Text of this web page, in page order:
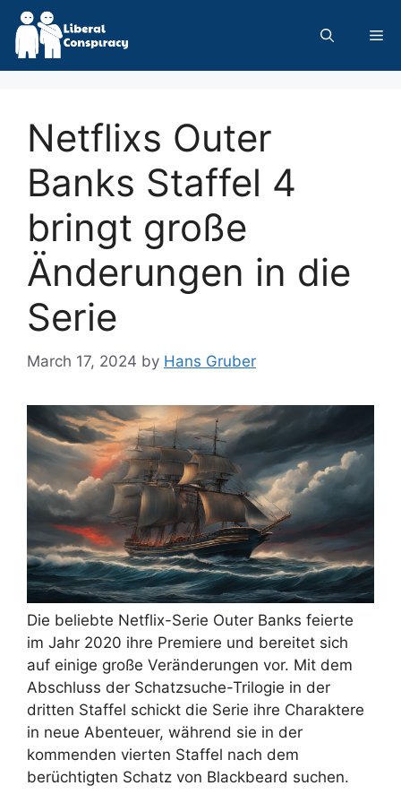
Skip
content
Netflixs Outer
Banks Staffel 4
bringt große
Änderungen in die
Serie
March 17, 2024 by Hans Gruber
Die beliebte Netflix-Serie Outer Banks feierte
im Jahr 2020 ihre Premiere und bereitet sich
auf einige große Veränderungen vor. Mit dem
Abschluss der Schatzsuche-Trilogie in der
dritten Staffel schickt die Serie ihre Charaktere
in neue Abenteuer, während sie in der
kommenden vierten Staffel nach dem
berüchtigten Schatz von Blackbeard suchen.